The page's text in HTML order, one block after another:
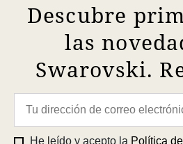
Descubre
las
Swarovski.
He leído y acepto la Política